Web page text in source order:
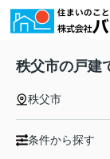
秩父市の戸建
秩父市
条件から探す